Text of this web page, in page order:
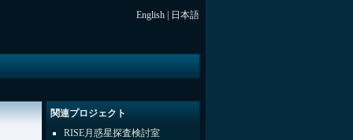
English 日本語
関連プロジェクト
RISE月惑星探査検討室